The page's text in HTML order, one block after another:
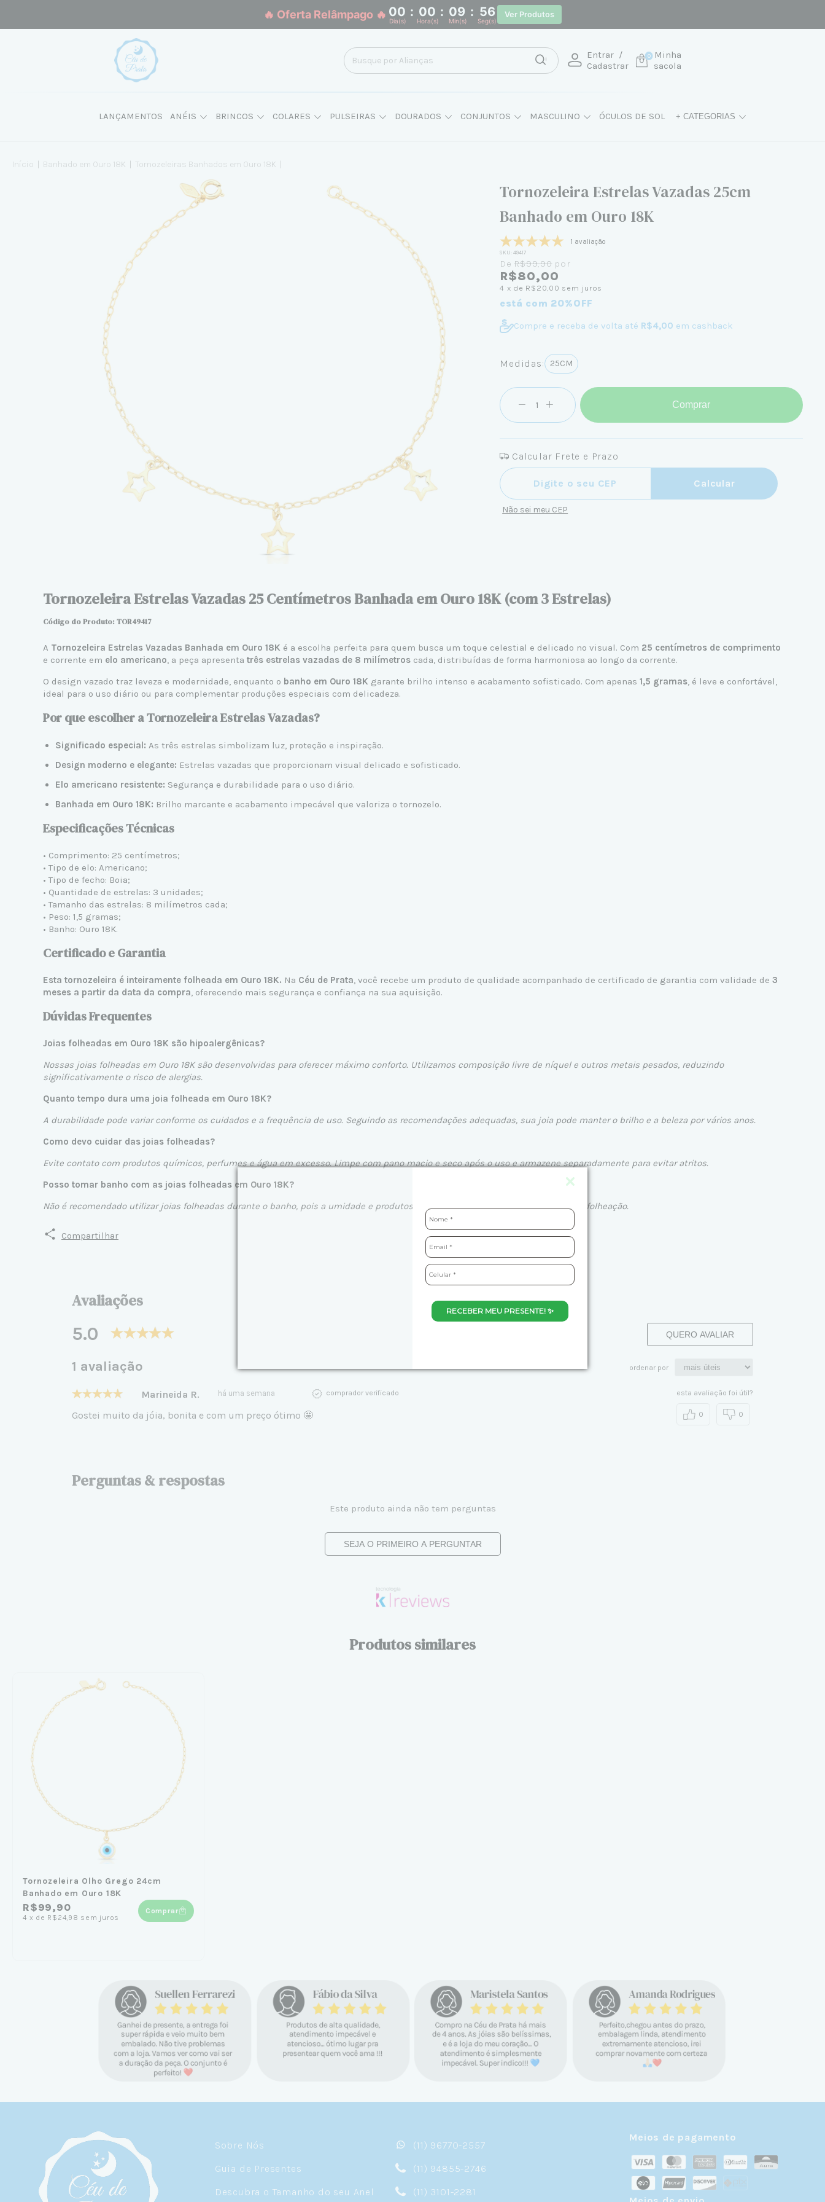
RECEBER MEU PRESENTE! ✨
🔥 Oferta Relâmpago 🔥 00 : 00 : 09 : 55
Dia(s) Hora(s) Min(s) Seg(s)
Ver Produtos
Entrar /
Cadastrar
Minha
sacola
0
LANÇAMENTOS ANÉIS BRINCOS COLARES PULSEIRAS DOURADOS CONJUNTOS MASCULINO ÓCULOS DE SOL + CATEGORIAS
Início Banhado em Ouro 18K Tornozeleiras Banhados em Ouro 18K
Tornozeleira Estrelas Vazadas 25cm
Banhado em Ouro 18K
1 avaliação
SKU:49417
DeR$99,90por
R$80,00
4 x de R$20,00 sem juros
está com 20%OFF
Compre e receba de volta até R$4,00 em cashback
Medidas: 25CM
Comprar
Calcular Frete e Prazo
Entregas para o CEP:
Calcular
Não sei meu CEP
Tornozeleira Estrelas Vazadas 25 Centímetros Banhada em Ouro 18K (com 3 Estrelas)
Código do Produto: TOR49417
A Tornozeleira Estrelas Vazadas Banhada em Ouro 18K é a escolha perfeita para quem busca um toque celestial e delicado no visual. Com 25 centímetros de comprimento
e corrente em elo americano, a peça apresenta três estrelas vazadas de 8 milímetros cada, distribuídas de forma harmoniosa ao longo da corrente.
O design vazado traz leveza e modernidade, enquanto o banho em Ouro 18K garante brilho intenso e acabamento sofisticado. Com apenas 1,5 gramas, é leve e confortável,
ideal para o uso diário ou para complementar produções especiais com delicadeza.
Por que escolher a Tornozeleira Estrelas Vazadas?
Significado especial: As três estrelas simbolizam luz, proteção e inspiração.
Design moderno e elegante: Estrelas vazadas que proporcionam visual delicado e sofisticado.
Elo americano resistente: Segurança e durabilidade para o uso diário.
Banhada em Ouro 18K: Brilho marcante e acabamento impecável que valoriza o tornozelo.
Especificações Técnicas
• Comprimento: 25 centímetros;
• Tipo de elo: Americano;
• Tipo de fecho: Boia;
• Quantidade de estrelas: 3 unidades;
• Tamanho das estrelas: 8 milímetros cada;
• Peso: 1,5 gramas;
• Banho: Ouro 18K.
Certificado e Garantia
Esta tornozeleira é inteiramente folheada em Ouro 18K. Na Céu de Prata, você recebe um produto de qualidade acompanhado de certificado de garantia com validade de 3
meses a partir da data da compra, oferecendo mais segurança e confiança na sua aquisição.
Dúvidas Frequentes
Joias folheadas em Ouro 18K são hipoalergênicas?
Nossas joias folheadas em Ouro 18K são desenvolvidas para oferecer máximo conforto. Utilizamos composição livre de níquel e outros metais pesados, reduzindo
significativamente o risco de alergias.
Quanto tempo dura uma joia folheada em Ouro 18K?
A durabilidade pode variar conforme os cuidados e a frequência de uso. Seguindo as recomendações adequadas, sua joia pode manter o brilho e a beleza por vários anos.
Como devo cuidar das joias folheadas?
Evite contato com produtos químicos, perfumes e água em excesso. Limpe com pano macio e seco após o uso e armazene separadamente para evitar atritos.
Posso tomar banho com as joias folheadas em Ouro 18K?
Não é recomendado utilizar joias folheadas durante o banho, pois a umidade e produtos químicos podem acelerar o desgaste da folheação.
Compartilhar
Avaliações
5.0 QUERO AVALIAR
1 avaliação ordenar por
Marineida R. há uma semana comprador verificado
Gostei muito da jóia, bonita e com um preço ótimo 🤩
esta avaliação foi útil?
0 0
Perguntas & respostas
Este produto ainda não tem perguntas
SEJA O PRIMEIRO A PERGUNTAR
Produtos similares
Tornozeleira Olho Grego 24cm
Banhado em Ouro 18K
R$99,90
4 x de R$24,98 sem juros
Comprar
Sobre Nós
Guia de Presentes
Descubra o Tamanho do seu Anel
(11) 96770-2557
(11) 94855-2746
(11) 3101-2281
Meios de pagamento